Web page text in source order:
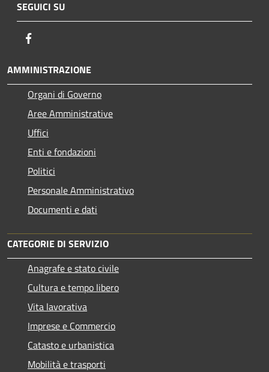
SEGUICI SU
AMMINISTRAZIONE
Organi di Governo
Aree Amministrative
Uffici
Enti e fondazioni
Politici
Personale Amministrativo
Documenti e dati
CATEGORIE DI SERVIZIO
Anagrafe e stato civile
Cultura e tempo libero
Vita lavorativa
Imprese e Commercio
Catasto e urbanistica
Mobilità e trasporti